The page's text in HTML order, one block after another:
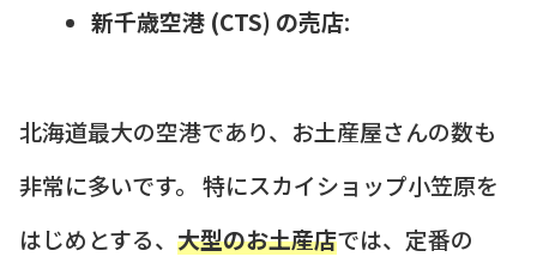
新千歳空港 (CTS) の売店:
北海道最大の空港であり、お土産屋さんの数も
非常に多いです。 特にスカイショップ小笠原を
はじめとする、 大型のお土産店では、定番の